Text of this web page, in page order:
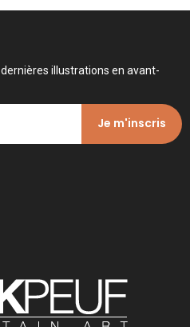
illustrations en avant-
Je m'inscris